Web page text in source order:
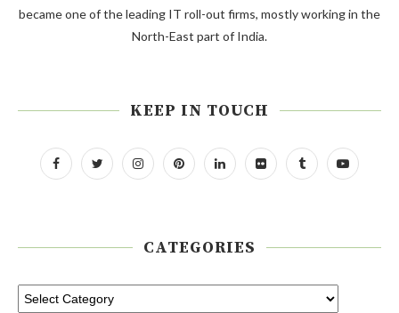
became one of the leading IT roll-out firms, mostly working in the
North-East part of India.
KEEP IN TOUCH
CATEGORIES